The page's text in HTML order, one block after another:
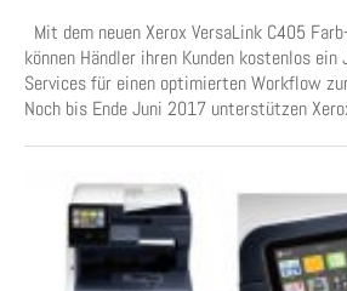
Mit dem neuen Xerox VersaLink C405
können Händler ihren Kunden kostenlos ein
Services für einen optimierten Workflow
Noch bis Ende Juni 2017 unterstützen